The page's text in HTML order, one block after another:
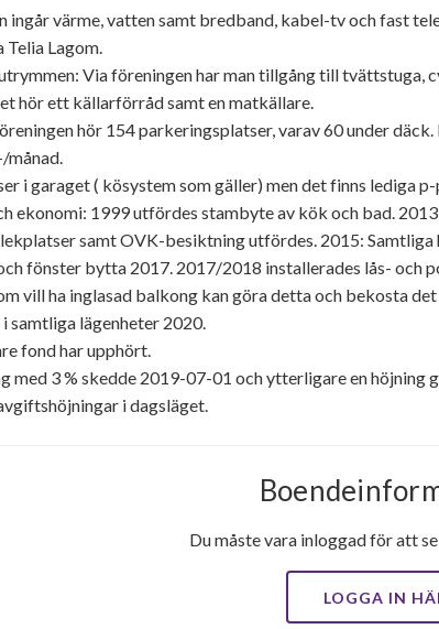
ingår värme, vatten samt bredband, kabel-tv och fast
Lagom.
Via föreningen har man tillgång till
hör ett källarförråd samt en matkällare.
hör 154 parkeringsplatser, varav 60 under
månad.
i garaget ( kösystem som gäller) men det finns lediga
ekonomi: 1999 utfördes stambyte av kök och bad.
samt OVK-besiktning utfördes. 2015:
fönster bytta 2017. 2017/2018 installerades lås- och
vill ha inglasad balkong kan göra detta och bekosta det
samtliga lägenheter 2020.
fond har upphört.
med 3 % skedde 2019-07-01 och ytterligare en höjning
i dagsläget.
Du måste vara inloggad för att
LOGGA IN